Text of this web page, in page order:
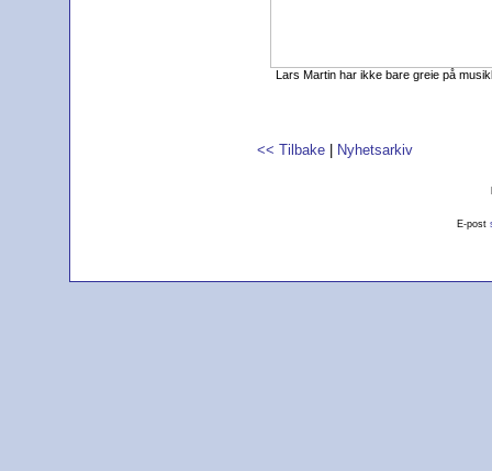
Lars Martin har ikke bare greie på
<< Tilbake Nyhetsarkiv
E-post